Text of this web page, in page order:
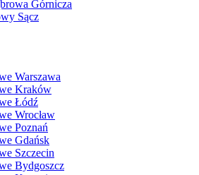
Górnicza
Sącz
Warszawa
Kraków
Łódź
Wrocław
Poznań
Gdańsk
Szczecin
Bydgoszcz